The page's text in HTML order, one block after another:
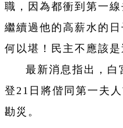
職，因為都衝到第一
繼續過他的高薪水的
何以堪！民主不應該
最新消息指出，白
登21日將偕同第一夫
勘災。